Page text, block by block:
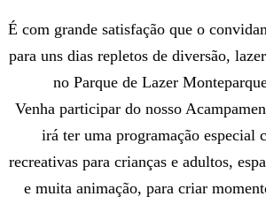
Navegação
de
artigos
É com grande satisfação que o
para uns dias repletos de diversão,
no Parque de Lazer
Venha participar do nosso
irá ter uma programação especial
recreativas para crianças e adultos,
e muita animação, para criar